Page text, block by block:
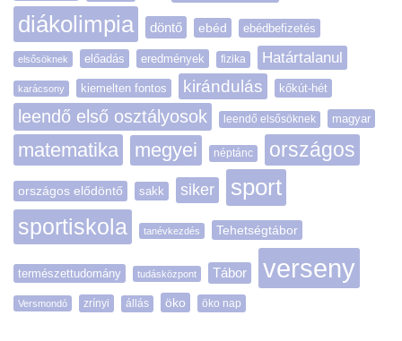
diákolimpia döntő ebéd ebédbefizetés
elsősöknek előadás eredmények fizika Határtalanul
karácsony kiemelten fontos kirándulás kőkút-hét
leendő első osztályosok leendő elsősöknek magyar
matematika megyei néptánc országos
országos elődöntő sakk siker sport
sportiskola tanévkezdés Tehetségtábor
természettudomány tudásközpont Tábor verseny
Versmondó zrínyi állás öko öko nap